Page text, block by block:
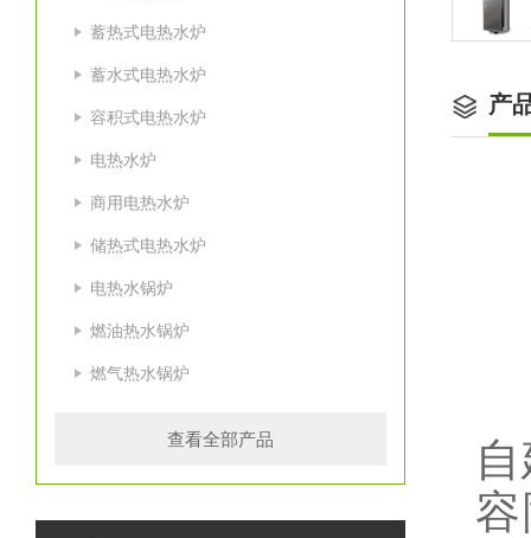
蓄热式电热水炉
蓄水式电热水炉
容积式电热水炉
电热水炉
商用电热水炉
储热式电热水炉
电热水锅炉
燃油热水锅炉
燃气热水锅炉
查看全部产品
产